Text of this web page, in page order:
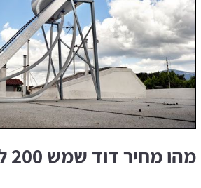
מהו מחיר דוד שמש 200 ליטר?